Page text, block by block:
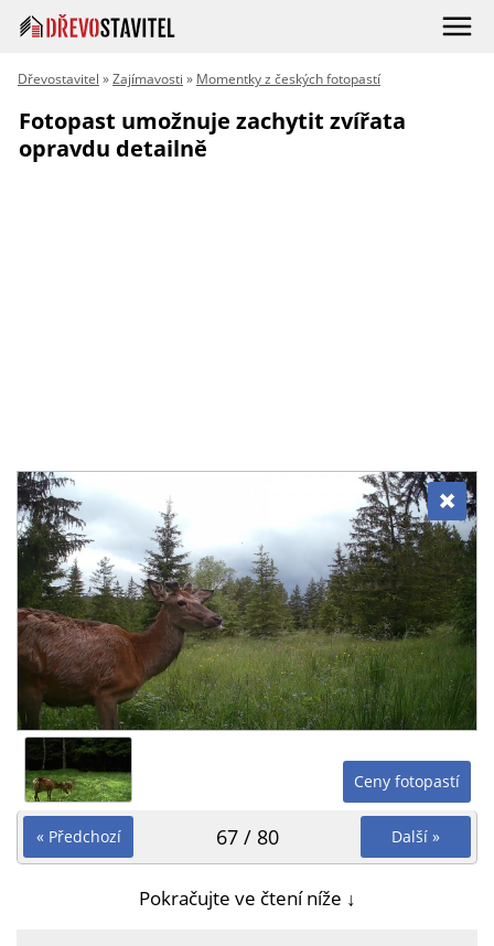
Dřevostavitel »Zajímavosti » Momentky z českých fotopastí
Fotopast umožnuje zachytit zvířata
opravdu detailně
Ceny fotopastí
« Předchozí Další »
67 / 80
Pokračujte ve čtení níže ↓